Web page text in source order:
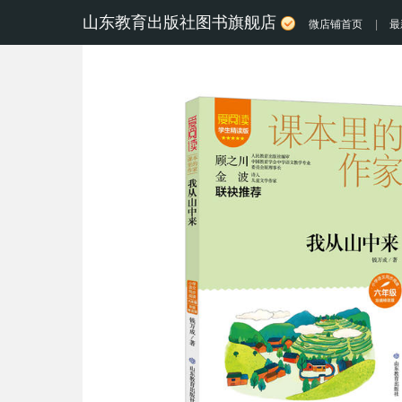
山东教育出版社图书旗舰店 微店铺首页